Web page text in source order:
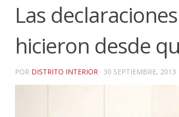
Las
hicieron desde
POR DISTRITO INTERIOR · 30 SEPTIEMBRE, 2013